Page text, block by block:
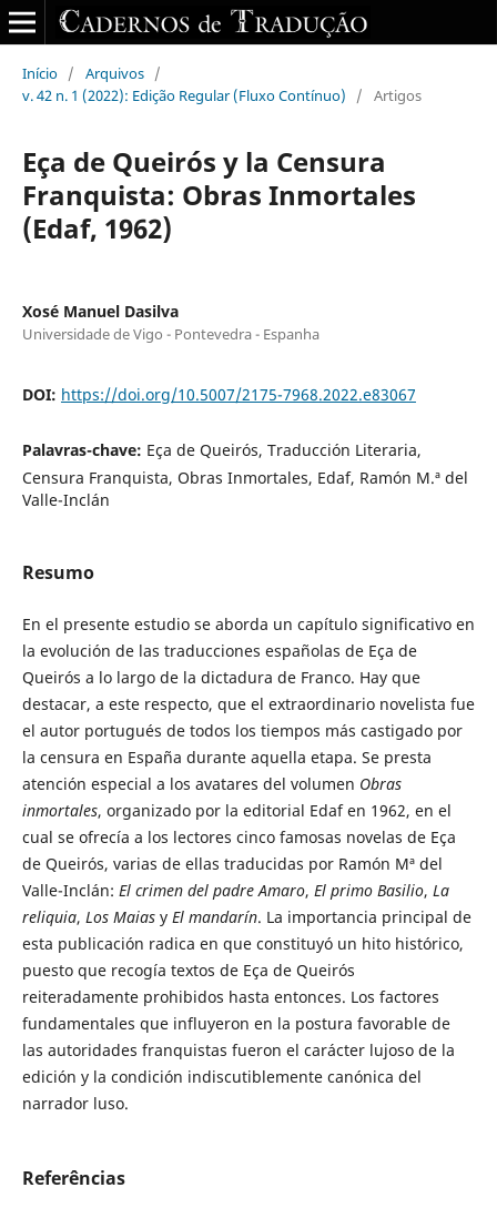
Início / Arquivos /
v. 42 n. 1 (2022): Edição Regular (Fluxo Contínuo)
/ Artigos
Eça de Queirós y la Censura
Franquista: Obras Inmortales
(Edaf, 1962)
Xosé Manuel Dasilva
Universidade de Vigo - Pontevedra - Espanha
DOI: https://doi.org/10.5007/2175-7968.2022.e83067
Palavras-chave: Eça de Queirós, Traducción Literaria,
Censura Franquista, Obras Inmortales, Edaf, Ramón M.ª del
Valle-Inclán
Resumo
En el presente estudio se aborda un capítulo significativo en
la evolución de las traducciones españolas de Eça de
Queirós a lo largo de la dictadura de Franco. Hay que
destacar, a este respecto, que el extraordinario novelista fue
el autor portugués de todos los tiempos más castigado por
la censura en España durante aquella etapa. Se presta
atención especial a los avatares del volumen Obras
inmortales, organizado por la editorial Edaf en 1962, en el
cual se ofrecía a los lectores cinco famosas novelas de Eça
de Queirós, varias de ellas traducidas por Ramón Mª del
Valle-Inclán: El crimen del padre Amaro, El primo Basilio, La
reliquia, Los Maiasy El mandarín. La importancia principal de
esta publicación radica en que constituyó un hito histórico,
puesto que recogía textos de Eça de Queirós
reiteradamente prohibidos hasta entonces. Los factores
fundamentales que influyeron en la postura favorable de
las autoridades franquistas fueron el carácter lujoso de la
edición y la condición indiscutiblemente canónica del
narrador luso.
Referências